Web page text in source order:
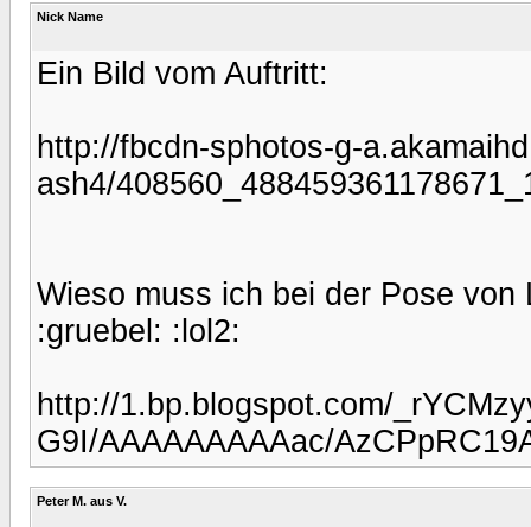
Nick Name
Ein Bild vom Auftritt:
http://fbcdn-sphotos-g-
ash4/
Wieso muss ich bei der Pose
:gruebel: :lol2:
http://1.bp.blogspot.com/
G9I/AAAAAAAAAac/
Peter M. aus V.